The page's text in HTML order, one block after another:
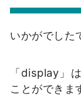
いかがでした
「display」
ことができま